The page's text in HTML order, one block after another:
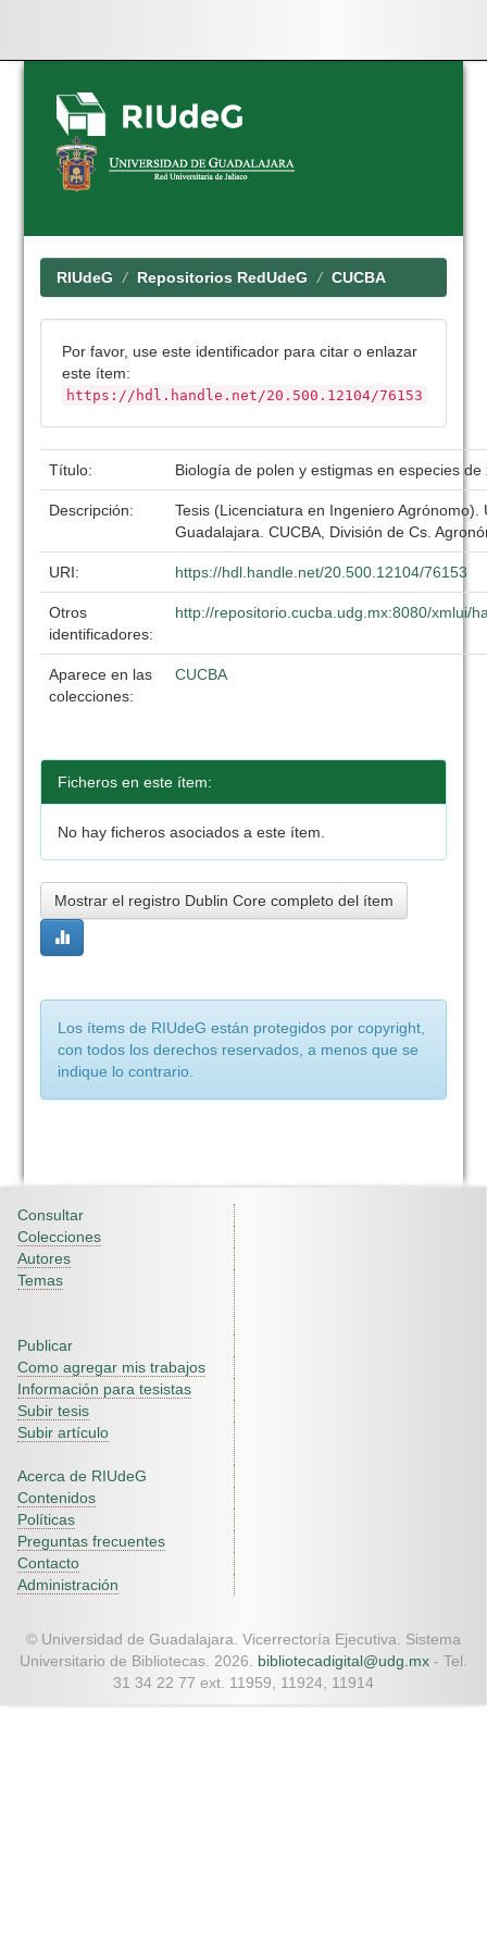
Skip
navigation
RIUdeG Repositorios RedUdeG CUCBA
Por favor, use este identificador para citar o enlazar
este ítem:
https://hdl.handle.net/20.500.12104/76153
Título: Biología de polen y estigmas en especies de
Descripción:
Tesis (Licenciatura en Ingeniero Agrónomo).
Guadalajara. CUCBA, División de Cs.
URI: https://hdl.handle.net/20.500.12104/76153
Otros
identificadores:
http://repositorio.cucba.udg.mx:8080/xmlui/
Aparece en las
colecciones:
CUCBA
Ficheros en este ítem:
No hay ficheros asociados a este ítem.
Mostrar el registro Dublin Core completo del ítem
Los ítems de RIUdeG están protegidos por copyright,
con todos los derechos reservados, a menos que se
indique lo contrario.
Consultar
Colecciones
Autores
Temas
Publicar
Como agregar mis trabajos
Información para tesistas
Subir tesis
Subir artículo
Acerca de RIUdeG
Contenidos
Políticas
Preguntas frecuentes
Contacto
Administración
© Universidad de Guadalajara. Vicerrectoría Ejecutiva. Sistema
Universitario de Bibliotecas. 2026. bibliotecadigital@udg.mx - Tel.
31 34 22 77 ext. 11959, 11924, 11914